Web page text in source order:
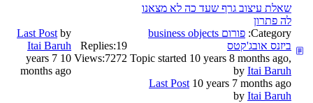
שאלת עיצוב גרף שעד כה לא מצאנו
לה פתרון
Category:
פורום business objects
ביזנס אובג'קטס
Topic started 10 years 8 months ago,
by Itai Baruh
Last Post 10 years 7 months ago
by Itai Baruh
Replies:19
Views:7272
Last Post by
Itai Baruh
10 years 7
months ago